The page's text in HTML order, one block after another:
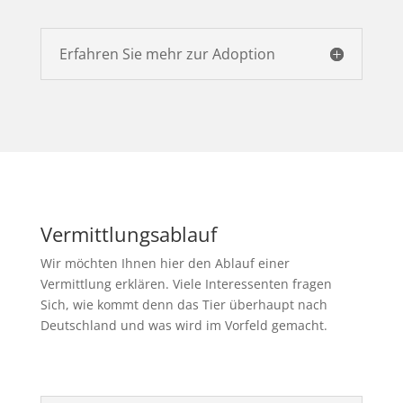
Erfahren Sie mehr zur Adoption
Vermittlungsablauf
Wir möchten Ihnen hier den Ablauf einer
Vermittlung erklären. Viele Interessenten fragen
Sich, wie kommt denn das Tier überhaupt nach
Deutschland und was wird im Vorfeld gemacht.